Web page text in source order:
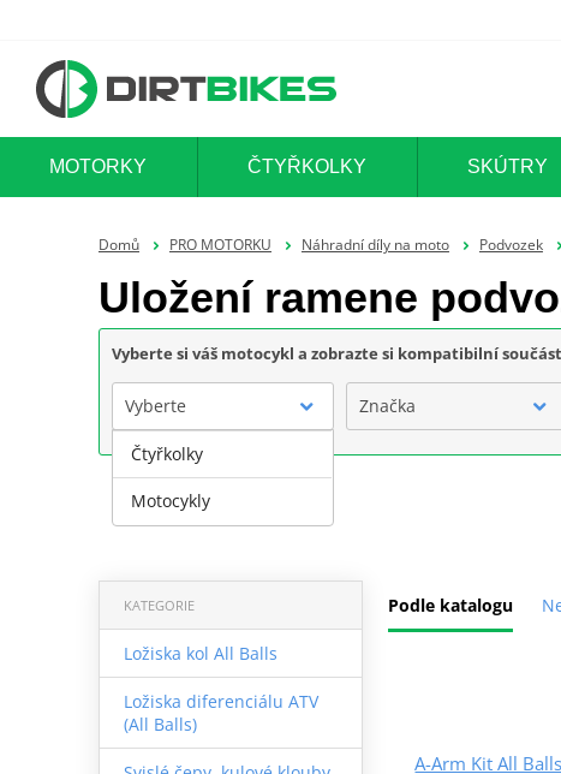
MOTORKY ČTYŘKOLKY SKÚTRY
Domů PRO MOTORKU Náhradní díly na moto Podvozek
Uložení ramene
Vyberte si váš motocykl a zobrazte si kompatibilní
Vyberte Značka
Podle katalogu
KATEGORIE
Ložiska kol All Balls
Ložiska diferenciálu ATV
(All Balls)
A-Arm Kit All
Čtyřkolky
Motocykly